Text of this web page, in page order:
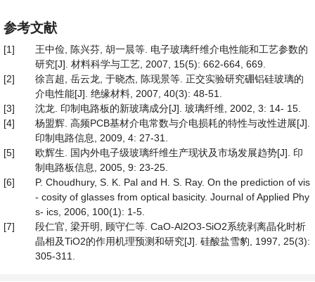
参考文献
[1]
王中俭, 陈兴芬, 胡一晨等. 电子玻璃纤维介电性能和工艺参数的
研究[J]. 材料科学与工艺, 2007, 15(5): 662-664, 669.
[2]
徐言超, 岳云龙, 于晓杰, 陈现景等. 正交实验研究硼铝硅玻璃的
介电性能[J]. 绝缘材料, 2007, 40(3): 48-51.
[3]
沈龙. 印制电路板的新玻璃成分[J]. 玻璃纤维, 2002, 3: 14- 15.
[4]
杨盟辉. 高频PCB基材介电常数与介电损耗的特性与改性进展[J].
印制电路信息, 2009, 4: 27-31.
[5]
欧辉生. 国内外电子级玻璃纤维生产现状及市场发展趋势[J]. 印
制电路板信息, 2005, 9: 23-25.
[6]
P. Choudhury, S. K. Pal and H. S. Ray. On the prediction of vis
- cosity of glasses from optical basicity. Journal of Applied Phy
s- ics, 2006, 100(1): 1-5.
[7]
段仁官, 梁开明, 顾守仁等. CaO-Al2O3-SiO2系统剥离晶化时析
晶相及TiO2的作用机理预测和研究[J]. 硅酸盐雪豹, 1997, 25(3):
305-311.